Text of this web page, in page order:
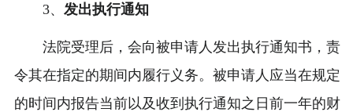
3、 发出执行通知
法院受理后，会向被申请人发出执行通知书，责
令其在指定的期间内履行义务。被申请人应当在规定
的时间内报告当前以及收到执行通知之日前一年的财